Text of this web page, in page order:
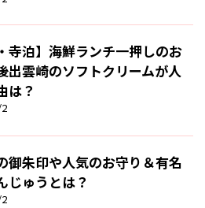
寺泊】海鮮ランチ一押しのお
出雲崎のソフトクリームが人
は？
御朱印や人気のお守り＆有名
じゅうとは？